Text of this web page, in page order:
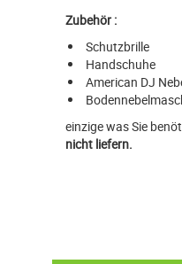
Zubehör :
Schutzbrille
Handschuhe
American DJ
einzige was Sie
nicht liefern.